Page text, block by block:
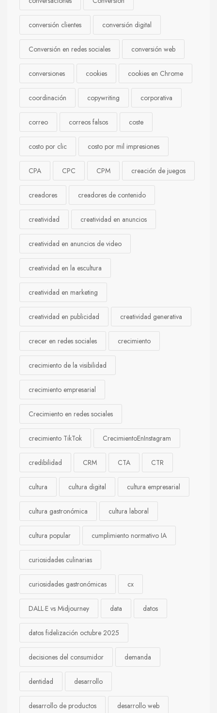
conversión clientes conversión digital
Conversión en redes sociales conversión web
conversiones cookies cookies en Chrome
coordinación copywriting corporativa
correo correos falsos coste
costo por clic costo por mil impresiones
CPA CPC CPM creación de juegos
creadores creadores de contenido
creatividad creatividad en anuncios
creatividad en anuncios de video
creatividad en la escultura
creatividad en marketing
creatividad en publicidad creatividad generativa
crecer en redes sociales crecimiento
crecimiento de la visibilidad
crecimiento empresarial
Crecimiento en redes sociales
crecimiento TikTok CrecimientoEnInstagram
credibilidad CRM CTA CTR
cultura cultura digital cultura empresarial
cultura gastronómica cultura laboral
cultura popular cumplimiento normativo IA
curiosidades culinarias
curiosidades gastronómicas cx
DALL·E vs Midjourney data datos
datos fidelización octubre 2025
decisiones del consumidor demanda
dentidad desarrollo
desarrollo de productos desarrollo web